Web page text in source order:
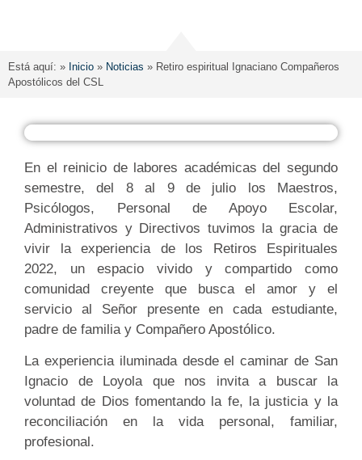
Está aquí: » Inicio » Noticias » Retiro espiritual Ignaciano Compañeros
Apostólicos del CSL
En el reinicio de labores académicas del segundo
semestre, del 8 al 9 de julio los Maestros,
Psicólogos, Personal de Apoyo Escolar,
Administrativos y Directivos tuvimos la gracia de
vivir la experiencia de los Retiros Espirituales
2022, un espacio vivido y compartido como
comunidad creyente que busca el amor y el
servicio al Señor presente en cada estudiante,
padre de familia y Compañero Apostólico.
La experiencia iluminada desde el caminar de San
Ignacio de Loyola que nos invita a buscar la
voluntad de Dios fomentando la fe, la justicia y la
reconciliación en la vida personal, familiar,
profesional.